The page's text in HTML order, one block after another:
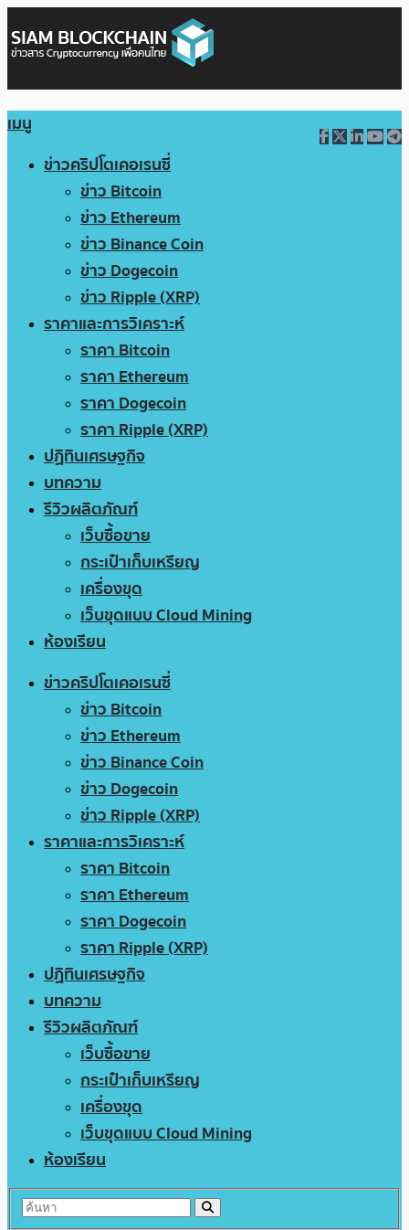
เมนู
ข่าวคริปโตเคอเรนซี่
ข่าว Bitcoin
ข่าว Ethereum
ข่าว Binance Coin
ข่าว Dogecoin
ข่าว Ripple (XRP)
ราคาและการวิเคราะห์
ราคา Bitcoin
ราคา Ethereum
ราคา Dogecoin
ราคา Ripple (XRP)
ปฏิทินเศรษฐกิจ
บทความ
รีวิวผลิตภัณฑ์
เว็บซื้อขาย
กระเป๋าเก็บเหรียญ
เครื่องขุด
เว็บขุดแบบ Cloud Mining
ห้องเรียน
ข่าวคริปโตเคอเรนซี่
ข่าว Bitcoin
ข่าว Ethereum
ข่าว Binance Coin
ข่าว Dogecoin
ข่าว Ripple (XRP)
ราคาและการวิเคราะห์
ราคา Bitcoin
ราคา Ethereum
ราคา Dogecoin
ราคา Ripple (XRP)
ปฏิทินเศรษฐกิจ
บทความ
รีวิวผลิตภัณฑ์
เว็บซื้อขาย
กระเป๋าเก็บเหรียญ
เครื่องขุด
เว็บขุดแบบ Cloud Mining
ห้องเรียน